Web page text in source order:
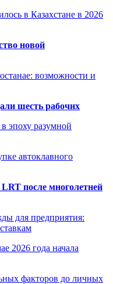
в Казахстане в 2026
новой
возможности и
шесть рабочих
эпоху разумной
автоклавного
после многолетней
для предприятия:
2026 года начала
факторов до личных